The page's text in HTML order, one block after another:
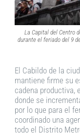
La Capital del Centro
durante el feriado del 9
El Cabildo de la
mantiene firme su
cadena productiva,
donde se
por lo que para el
coordinado una
todo el Distrito